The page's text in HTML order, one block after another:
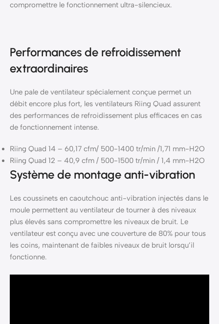
compromettre le fonctionnement ultra-silencieux.
Performances de refroidissement
extraordinaires
Une pale de ventilateur spécialement conçue permet un
débit encore plus fort, les ventilateurs Riing Quad assurent
des performances de refroidissement plus efficaces en cas
de fonctionnement intense.
Riing Quad 14 – 60,17 cfm/ 500-1400 tr/min /1,71 mm-H2O
Riing Quad 12 – 40,9 cfm / 500-1500 tr/min / 1,4 mm-H2O
Système de montage anti-vibration
Les coussinets en caoutchouc anti-vibration injectés dans le
moule permettent au ventilateur de tourner à des niveaux
plus élevés sans compromettre les niveaux de bruit. Le
ventilateur est conçu avec une couverture de 80% pour tous
les coins, maintenant de faibles niveaux de bruit lorsqu’il
fonctionne.